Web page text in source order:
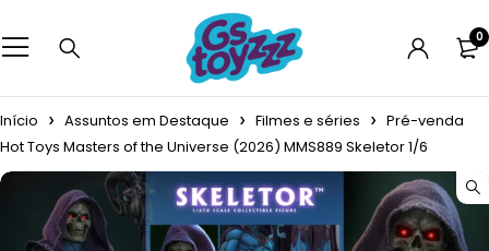
0
Início Assuntos em Destaque Filmes e séries
Pré-venda
Hot Toys Masters of the Universe (2026) MMS889 Skeletor 1/6